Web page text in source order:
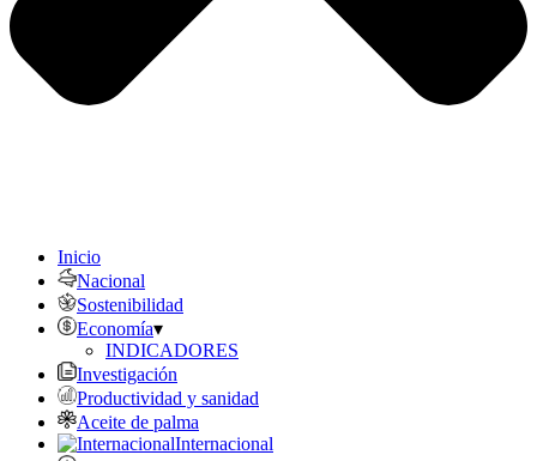
Inicio
Nacional
Sostenibilidad
Economía▾
INDICADORES
Investigación
Productividad y sanidad
Aceite de palma
Internacional